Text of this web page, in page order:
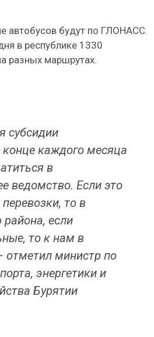
автобусов будут по ГЛОНАСС.
в республике 1330
разных маршрутах.
субсидии
каждого месяца
в
ведомство. Если это
то в
если
то к нам в
отметил министр по
энергетики и
Бурятии